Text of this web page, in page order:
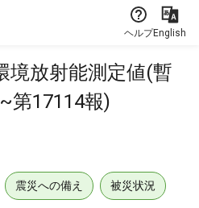
ヘルプEnglish
境放射能測定値(暫
第17114報)
震災への備え 被災状況